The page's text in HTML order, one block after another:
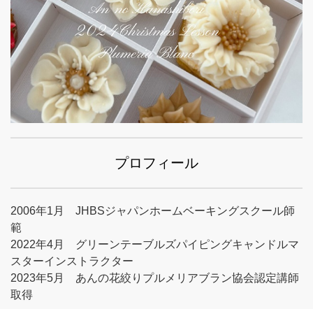
プロフィール
2006年1月 JHBSジャパンホームベーキングスクール師
範
2022年4月 グリーンテーブルズパイピングキャンドルマ
スターインストラクター
2023年5月 あんの花絞りプルメリアブラン協会認定講師
取得